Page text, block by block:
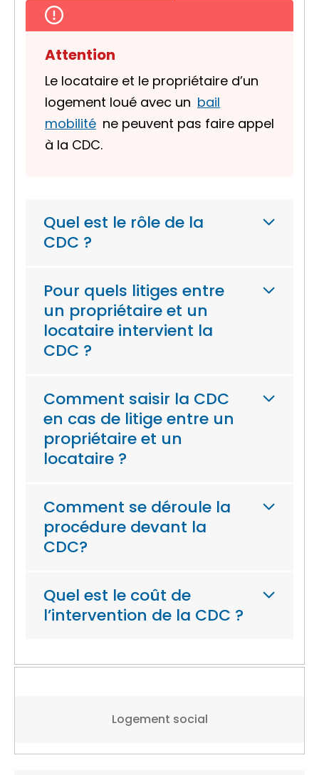
Attention
Le locataire et le propriétaire d’un
logement loué avec un bail
mobilité ne peuvent pas faire appel
à la CDC.
Quel est le rôle de la
CDC ?
Pour quels litiges entre
un propriétaire et un
locataire intervient la
CDC ?
Comment saisir la CDC
en cas de litige entre un
propriétaire et un
locataire ?
Comment se déroule la
procédure devant la
CDC?
Quel est le coût de
l’intervention de la CDC ?
Logement social